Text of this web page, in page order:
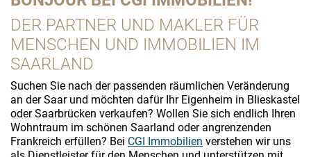
DER PARTNER UND MAKLER FÜR
MENSCHEN UND IMMOBILIEN IM
SAARLAND
Suchen Sie nach der passenden räumlichen Veränderung
an der Saar und möchten dafür Ihr Eigenheim in Blieskastel
oder Saarbrücken verkaufen? Wollen Sie sich endlich Ihren
Wohntraum im schönen Saarland oder angrenzenden
Frankreich erfüllen? Bei CGI Immobilien verstehen wir uns